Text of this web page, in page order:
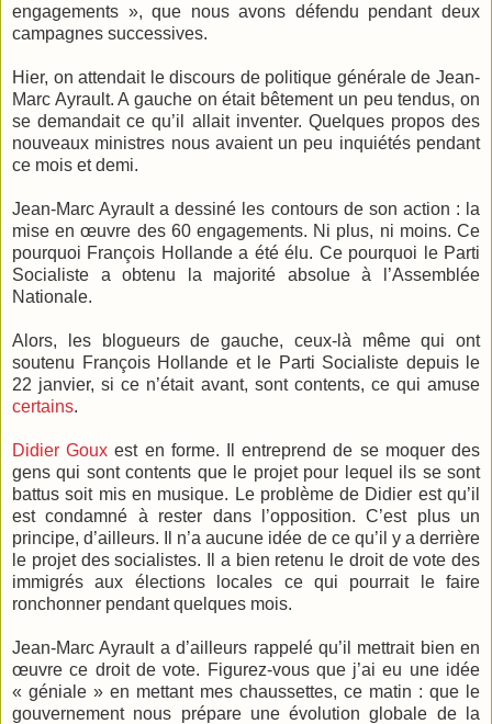
engagements », que nous avons défendu pendant deux
campagnes successives.
Hier, on attendait le discours de politique générale de Jean-
Marc Ayrault. A gauche on était bêtement un peu tendus, on
se demandait ce qu’il allait inventer. Quelques propos des
nouveaux ministres nous avaient un peu inquiétés pendant
ce mois et demi.
Jean-Marc Ayrault a dessiné les contours de son action : la
mise en œuvre des 60 engagements. Ni plus, ni moins. Ce
pourquoi François Hollande a été élu. Ce pourquoi le Parti
Socialiste a obtenu la majorité absolue à l’Assemblée
Nationale.
Alors, les blogueurs de gauche, ceux-là même qui ont
soutenu François Hollande et le Parti Socialiste depuis le
22 janvier, si ce n’était avant, sont contents, ce qui amuse
certains.
Didier Goux est en forme. Il entreprend de se moquer des
gens qui sont contents que le projet pour lequel ils se sont
battus soit mis en musique. Le problème de Didier est qu’il
est condamné à rester dans l’opposition. C’est plus un
principe, d’ailleurs. Il n’a aucune idée de ce qu’il y a derrière
le projet des socialistes. Il a bien retenu le droit de vote des
immigrés aux élections locales ce qui pourrait le faire
ronchonner pendant quelques mois.
Jean-Marc Ayrault a d’ailleurs rappelé qu’il mettrait bien en
œuvre ce droit de vote. Figurez-vous que j’ai eu une idée
« géniale » en mettant mes chaussettes, ce matin : que le
gouvernement nous prépare une évolution globale de la